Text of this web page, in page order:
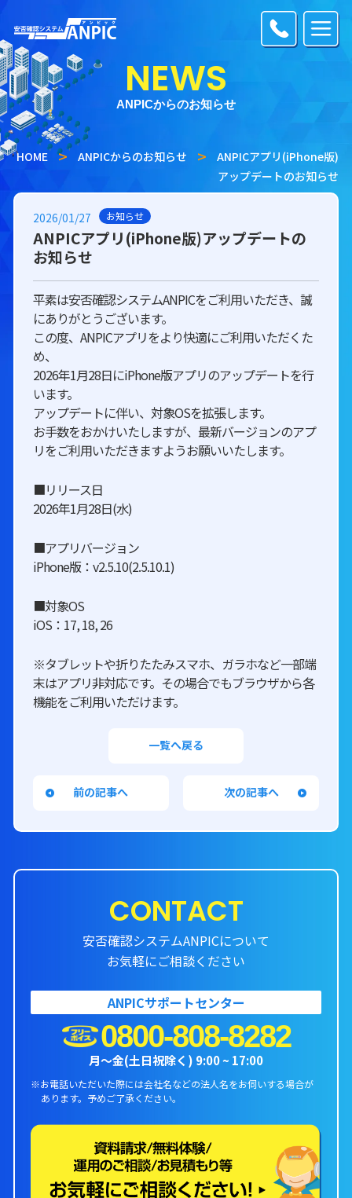
NEWS
ANPICからのお知らせ
HOME ANPICからのお知らせ
ANPICアプリ(iPhone版)
アップデートのお知らせ
2026/01/27 お知らせ
ANPICアプリ(iPhone版)アップデートの
お知らせ
平素は安否確認システムANPICをご利用いただき、誠
にありがとうございます。
この度、ANPICアプリをより快適にご利用いただくた
め、
2026年1月28日にiPhone版アプリのアップデートを行
います。
アップデートに伴い、対象OSを拡張します。
お手数をおかけいたしますが、最新バージョンのアプ
リをご利用いただきますようお願いいたします。
■リリース日
2026年1月28日(水)
■アプリバージョン
iPhone版：v2.5.10(2.5.10.1)
■対象OS
iOS：17, 18, 26
※タブレットや折りたたみスマホ、ガラホなど一部端
末はアプリ非対応です。その場合でもブラウザから各
機能をご利用いただけます。
一覧へ戻る
前の記事へ 次の記事へ
CONTACT
安否確認システムANPICについて
お気軽にご相談ください
ANPICサポートセンター
0800-808-8282
月〜金(土日祝除く) 9:00 ~ 17:00
※お電話いただいた際には会社名などの法人名をお伺いする場合が
あります。 予めご了承ください。